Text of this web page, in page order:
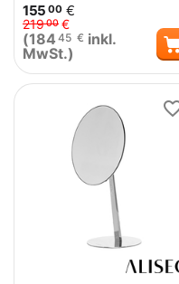
155 00 €
21900 €
(184 45 € inkl.
MwSt.)